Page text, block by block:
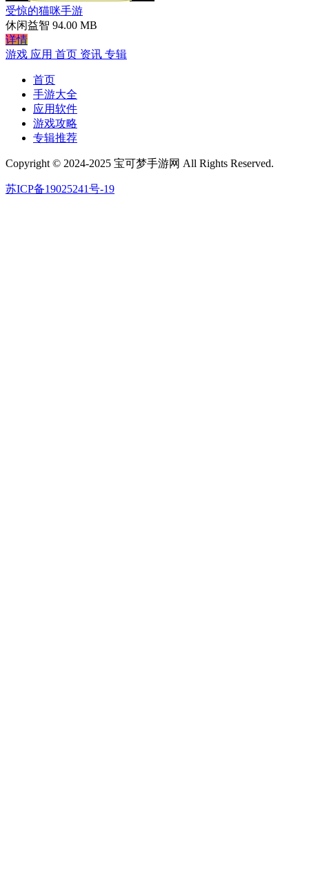
受惊的猫咪手游
休闲益智 94.00 MB
详情
游戏 应用 首页 资讯 专辑
首页
手游大全
应用软件
游戏攻略
专辑推荐
Copyright © 2024-2025 宝可梦手游网 All Rights Reserved.
苏ICP备19025241号-19